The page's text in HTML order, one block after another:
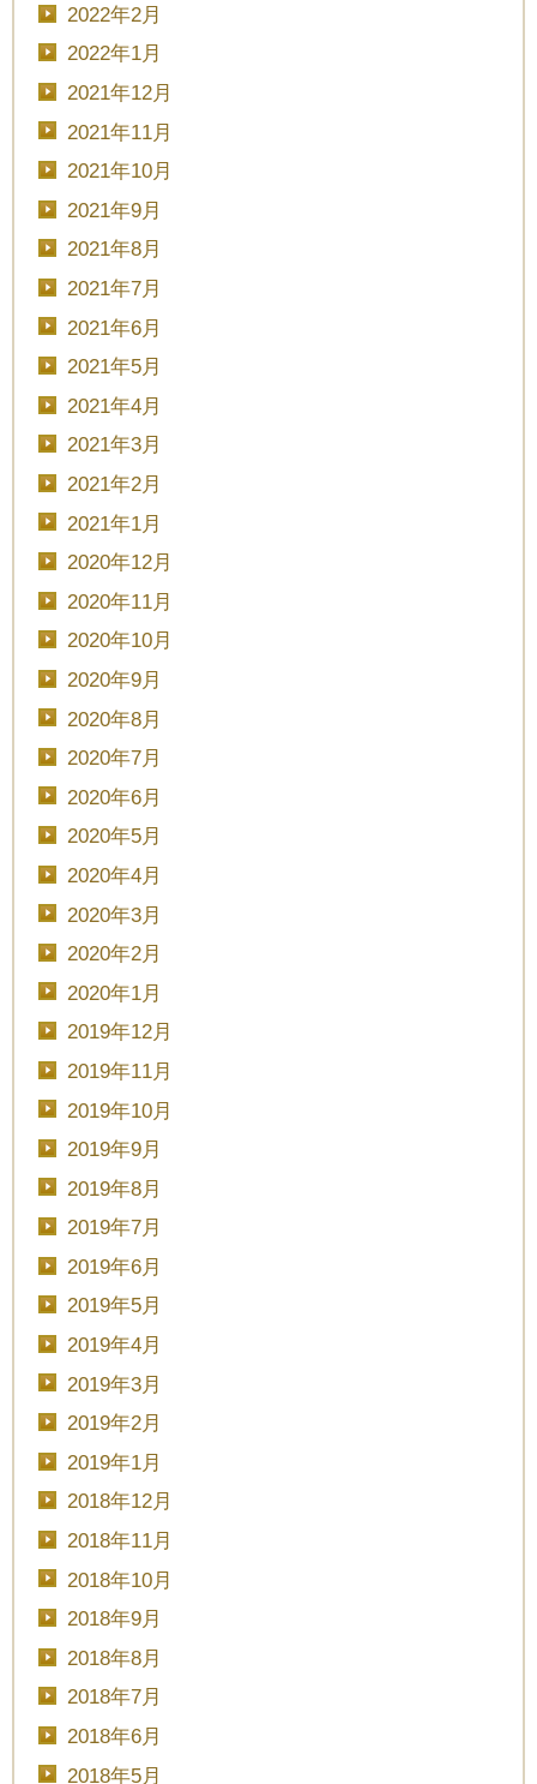
2022年2月
2022年1月
2021年12月
2021年11月
2021年10月
2021年9月
2021年8月
2021年7月
2021年6月
2021年5月
2021年4月
2021年3月
2021年2月
2021年1月
2020年12月
2020年11月
2020年10月
2020年9月
2020年8月
2020年7月
2020年6月
2020年5月
2020年4月
2020年3月
2020年2月
2020年1月
2019年12月
2019年11月
2019年10月
2019年9月
2019年8月
2019年7月
2019年6月
2019年5月
2019年4月
2019年3月
2019年2月
2019年1月
2018年12月
2018年11月
2018年10月
2018年9月
2018年8月
2018年7月
2018年6月
2018年5月
時間を選択してください
■■■タイトル■■■
TEL.0120-117-548